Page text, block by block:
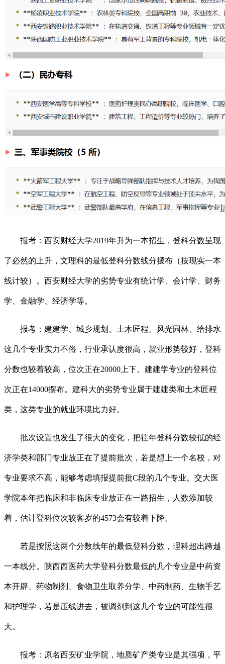
报考：西安财经大学2019年升为一本招生，登科分数呈现
了必然的上升，文理科的最低登科分数线分摆布（按现实一本
线计较）。西安财经大学的劣势专业有统计学、会计学、财务
学、金融学、经济学等。
报考：建建学、城乡规划、土木匠程、风光园林、给排水
这几个专业实力不俗，行业承认度很高，就业形势较好，登科
分数也较着较高，位次正在20000上下。建建学专业的登科位
次正在14000摆布。建科大的劣势专业属于建建类和土木匠程
类，这类专业的就业环境比力好。
批次设置也发生了很大的变化，把往年登科分数较低的经
济学类和部门专业放正在了提前批次，若是想上一个名校，对
专业要求不高，能够考虑填报提前批C段的几个专业。交大医
学院本年把临床和非临床专业放正在一路招生，人数添加较
着，估计登科位次较客岁的4573会有较着下降。
若是按照这两个分数线年的最低登科分数，理科超出跨越
一本线分。陕西西医药大学登科分数最低的几个专业是中药资
本开辟、药物制剂、食物卫生取养分学、中药制药、生物手艺
和护理学，若是压线进去，被调剂到这几个专业的可能性很
大。
报考：原名西安矿业学院，地质矿产类专业是其强项，平